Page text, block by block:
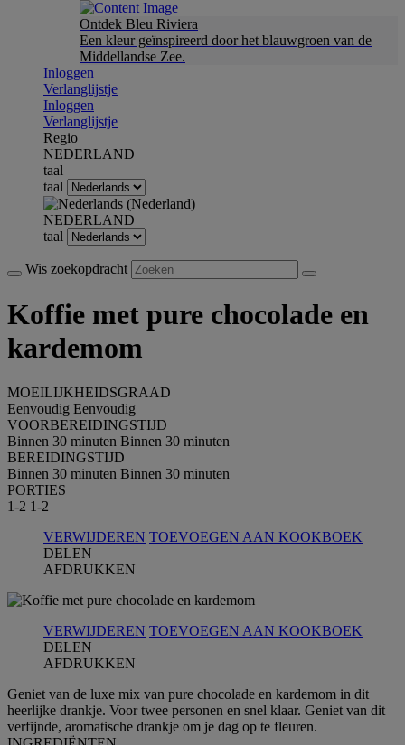
Ontdek Bleu Riviera
Een kleur geïnspireerd door het blauwgroen van de
Middellandse Zee.
Inloggen
Verlanglijstje
Inloggen
Verlanglijstje
Regio
NEDERLAND
taal
taal
NEDERLAND
taal
Wis zoekopdracht
Koffie met pure chocolade en
kardemom
MOEILIJKHEIDSGRAAD
Eenvoudig Eenvoudig
VOORBEREIDINGSTIJD
Binnen 30 minuten Binnen 30 minuten
BEREIDINGSTIJD
Binnen 30 minuten Binnen 30 minuten
PORTIES
1-2 1-2
VERWIJDEREN TOEVOEGEN AAN KOOKBOEK
DELEN
AFDRUKKEN
VERWIJDEREN TOEVOEGEN AAN KOOKBOEK
DELEN
AFDRUKKEN
Geniet van de luxe mix van pure chocolade en kardemom in dit
heerlijke drankje. Voor twee personen en snel klaar. Geniet van dit
verfijnde, aromatische drankje om je dag op te fleuren.